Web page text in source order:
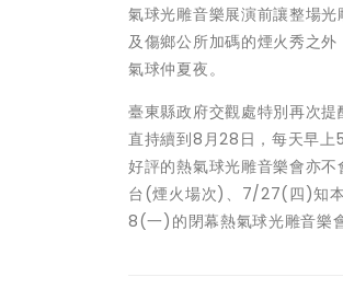
氣球光雕音樂展演前讓整場
及傷鄉公所加碼的煙火秀之
氣球仲夏夜。
臺東縣政府交觀處特別再次
直持續到8月28日，每天早
好評的熱氣球光雕音樂會亦
台(煙火場次)、7/27(四)知
8(一)的閉幕熱氣球光雕音樂